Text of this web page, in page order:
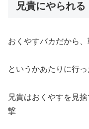
兄貴にやられる
おくやすバカだから
というかあたりに行っ
兄貴はおくやすを見
撃